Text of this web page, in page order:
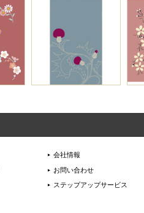
会社情報
お問い合わせ
ステップアップサービス